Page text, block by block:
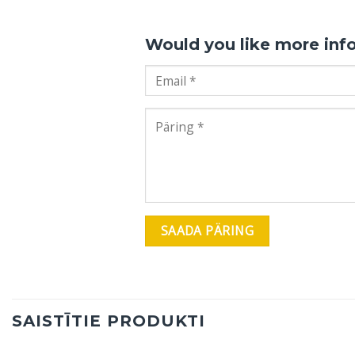
Would you like more
SAISTĪTIE PRODUKTI